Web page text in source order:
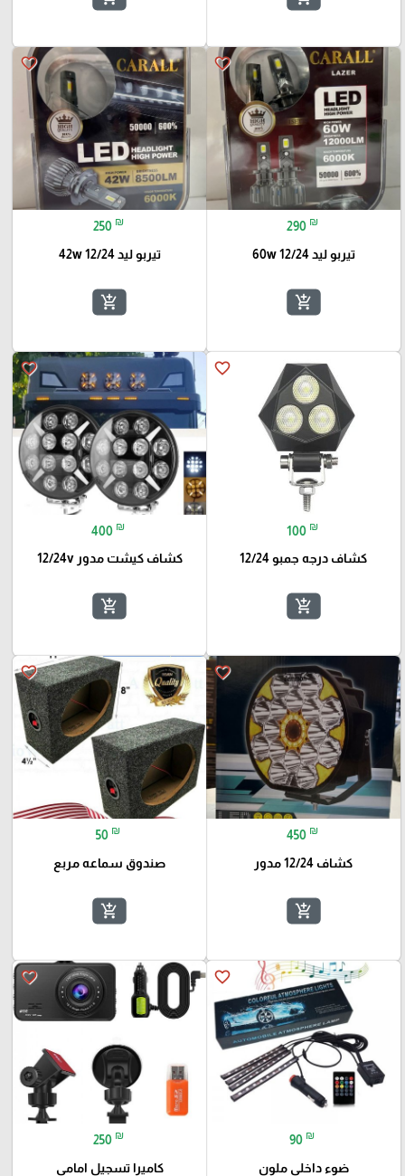
favorite_border
290 ₪
تيربو ليد 60w 12/24
add_shopping_cart
favorite_border
250 ₪
تيربو ليد 42w 12/24
add_shopping_cart
favorite_border
100 ₪
كشاف درجه جمبو 12/24
add_shopping_cart
favorite_border
400 ₪
كشاف كيشت مدور 12/24v
add_shopping_cart
favorite_border
450 ₪
كشاف 12/24 مدور
add_shopping_cart
favorite_border
50 ₪
صندوق سماعه مربع
add_shopping_cart
favorite_border
90 ₪
ضوء داخلي ملون
favorite_border
250 ₪
كاميرا تسجيل امامي